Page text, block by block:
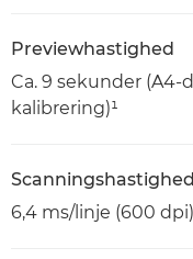
Previewhastighed
Ca. 9 sekunder
kalibrering)¹
6,4 ms/linje (600